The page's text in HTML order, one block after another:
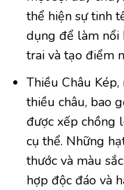
thể hiện sự tinh
dụng để làm nổi
trai và tạo điểm
Thiều Châu
thiều châu, bao
được xếp chồng
cụ thể. Những
thước và màu
hợp độc đáo và